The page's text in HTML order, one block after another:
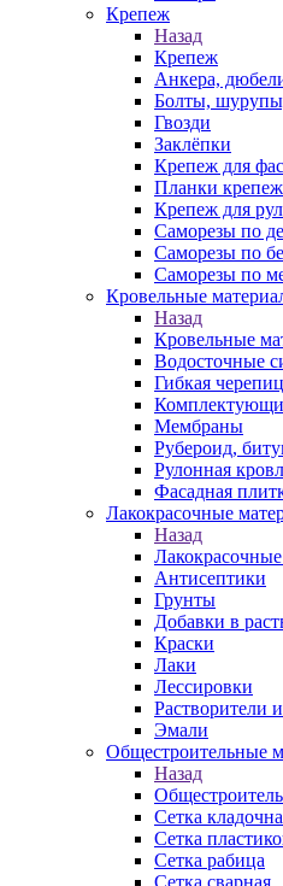
Крепеж
Назад
Крепеж
Анкера,
Болты,
Гвозди
Заклёпки
Крепеж для
Планки
Крепеж для
Саморезы по
Саморезы по
Саморезы по
Кровельные
Назад
Кровельные
Водосточные
Гибкая
Мембраны
Рубероид,
Рулонная
Фасадная
Лакокрасочные
Назад
Антисептики
Грунты
Добавки в
Краски
Лаки
Лессировки
Растворители
Эмали
Общестроительные
Назад
Сетка
Сетка
Сетка рабица
Сетка сварная